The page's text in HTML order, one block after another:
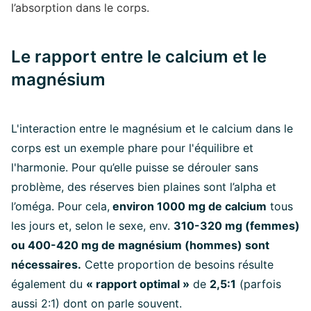
l’absorption dans le corps.
Le rapport entre le calcium et le
magnésium
L'interaction entre le magnésium et le calcium dans le
corps est un exemple phare pour l'équilibre et
l'harmonie. Pour qu’elle puisse se dérouler sans
problème, des réserves bien plaines sont l’alpha et
l’oméga. Pour cela, environ 1000 mg de calcium tous
les jours et, selon le sexe, env. 310-320 mg (femmes)
ou 400-420 mg de magnésium (hommes) sont
nécessaires. Cette proportion de besoins résulte
également du « rapport optimal » de 2,5:1 (parfois
aussi 2:1) dont on parle souvent.